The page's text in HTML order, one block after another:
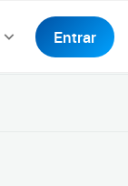
Entrar